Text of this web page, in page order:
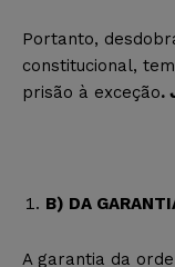
Portanto,
constitucional,
prisão à exceção.
B) DA
A garantia da